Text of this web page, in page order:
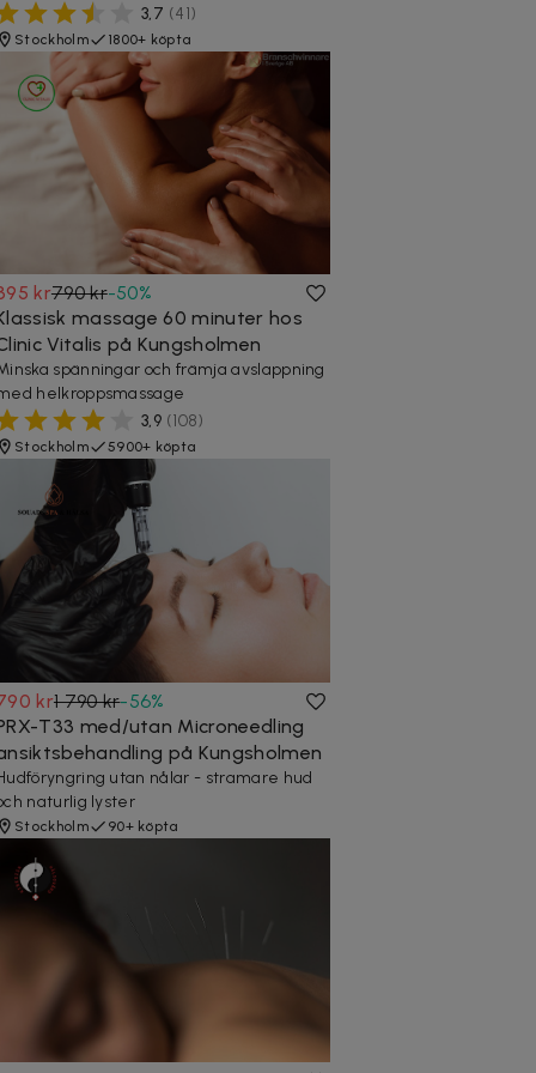
3,7 (41)
Stockholm 1800+ köpta
kr790 kr-50%
massage 60 minuter hos
Vitalis på Kungsholmen
spänningar och främja avslappning
helkroppsmassage
3,9 (108)
Stockholm 5900+ köpta
kr1 790 kr-56%
T33 med/utan Microneedling
på Kungsholmen
utan nålar - stramare hud
naturlig lyster
Stockholm 90+ köpta